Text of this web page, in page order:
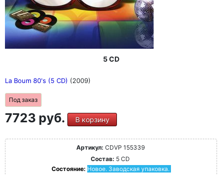
5 CD
La Boum 80's (5 CD) (2009)
Под заказ
7723 руб. В корзину
Артикул: CDVP 155339
Состав: 5 CD
Состояние: Новое. Заводская упаковка.